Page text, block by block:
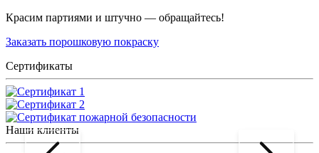
Красим партиями и штучно — обращайтесь!
Заказать порошковую покраску
Сертификаты
Наши клиенты